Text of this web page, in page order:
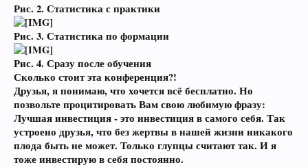
Рис. 2. Статистика с практики
Рис. 3. Статистика по формации
Рис. 4. Сразу после обучения
Сколько стоит эта конференция?!
Друзья, я понимаю, что хочется всё бесплатно. Но
позвольте процитировать Вам свою любимую фразу:
Лучшая инвестиция - это инвестиция в самого себя. Так
устроено друзья, что без жертвы в нашей жизни никакого
плода быть не может. Только глупцы считают так. И я
тоже инвестирую в себя постоянно.